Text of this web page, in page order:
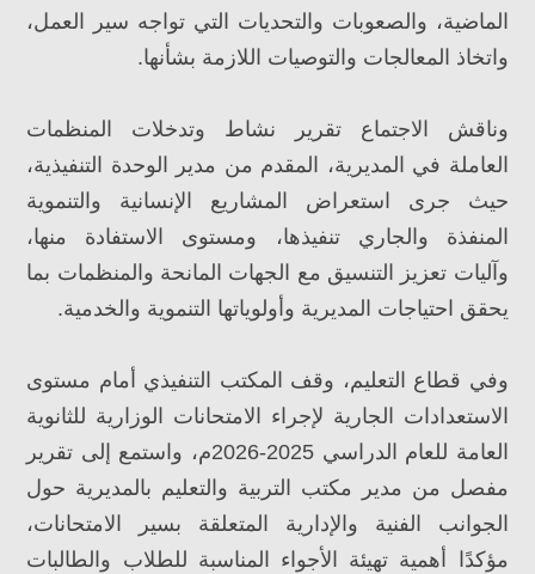
الماضية، والصعوبات والتحديات التي تواجه سير العمل،
واتخاذ المعالجات والتوصيات اللازمة بشأنها.
وناقش الاجتماع تقرير نشاط وتدخلات المنظمات
العاملة في المديرية، المقدم من مدير الوحدة التنفيذية،
حيث جرى استعراض المشاريع الإنسانية والتنموية
المنفذة والجاري تنفيذها، ومستوى الاستفادة منها،
وآليات تعزيز التنسيق مع الجهات المانحة والمنظمات بما
يحقق احتياجات المديرية وأولوياتها التنموية والخدمية.
وفي قطاع التعليم، وقف المكتب التنفيذي أمام مستوى
الاستعدادات الجارية لإجراء الامتحانات الوزارية للثانوية
العامة للعام الدراسي 2025-2026م، واستمع إلى تقرير
مفصل من مدير مكتب التربية والتعليم بالمديرية حول
الجوانب الفنية والإدارية المتعلقة بسير الامتحانات،
مؤكدًا أهمية تهيئة الأجواء المناسبة للطلاب والطالبات